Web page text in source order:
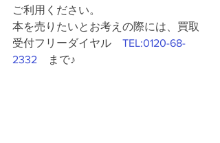
ご利用ください。
本を売りたいとお考えの際には、買取
受付フリーダイヤル TEL:0120-68-
2332 まで♪